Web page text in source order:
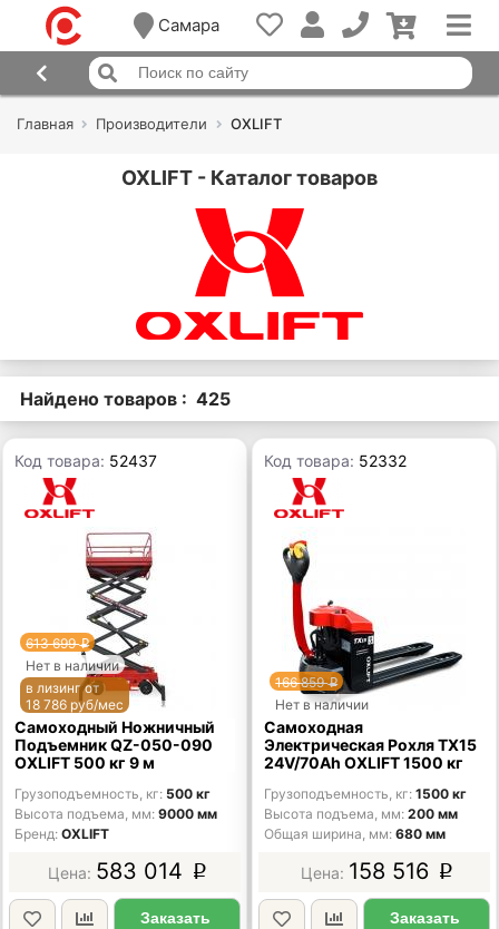
Самара
Главная Производители OXLIFT
OXLIFT - Каталог товаров
Найдено товаров : 425
Код товара: 52437
613 699p
Нет в наличии
в лизинг от
18 786 руб/мес
Самоходный Ножничный
Подъемник QZ-050-090
OXLIFT 500 кг 9 м
Грузоподъемность, кг 500 кг
Высота подъема, мм 9000 мм
Бренд OXLIFT
583 014 p
Заказать
Код товара: 52332
166 859p
Нет в наличии
Самоходная
Электрическая Рохля TX15
24V/70Ah OXLIFT 1500 кг
Грузоподъемность, кг 1500 кг
Высота подъема, мм 200 мм
Общая ширина, мм 680 мм
158 516 p
Заказать